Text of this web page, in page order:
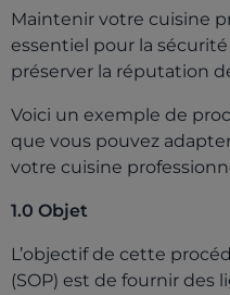
Maintenir votre cuisine
essentiel pour la
préserver la réputation
Voici un exemple de
que vous pouvez
votre cuisine
1.0 Objet
L’objectif de cette
(SOP) est de fournir des